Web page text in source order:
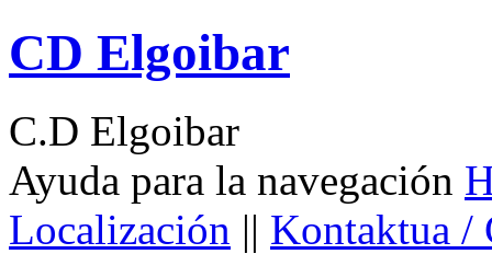
CD Elgoibar
C.D Elgoibar
Ayuda para la navegación
Localización || Kontaktua /